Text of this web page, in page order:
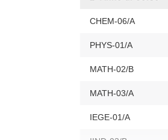
CHEM-06/A
PHYS-01/A
MATH-02/B
MATH-03/A
IEGE-01/A